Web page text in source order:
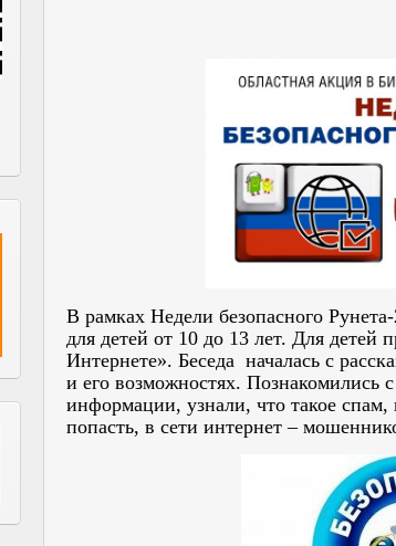
В рамках Недели безопасного
для детей от 10 до 13 лет. Для детей
Интернете». Беседа началась с
и его возможностях. Познакомились
информации, узнали, что такое
попасть, в сети интернет –